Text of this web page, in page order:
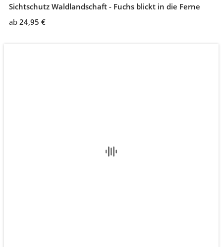
Sichtschutz Waldlandschaft - Fuchs blickt in die Ferne
ab 24,95 €